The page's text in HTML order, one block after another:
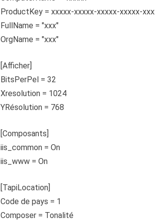
ProductKey = xxxxx-xxxxx-xxxxx-xxxxx-
FullName = "xxx"
OrgName = "xxx"
[Afficher]
BitsPerPel = 32
Xresolution = 1024
YRésolution = 768
[Composants]
iis_common = On
iis_www = On
[TapiLocation]
Code de pays = 1
Composer = Tonalité